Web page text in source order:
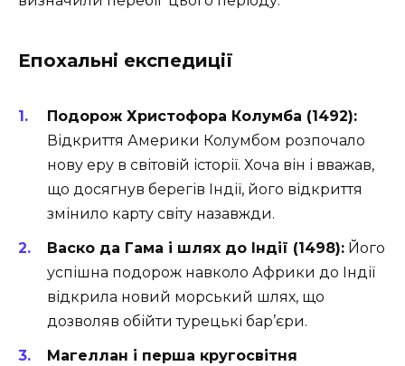
Епохальні експедиції
Подорож Христофора Колумба (1492):
Відкриття Америки Колумбом розпочало
нову еру в світовій історії. Хоча він і вважав,
що досягнув берегів Індії, його відкриття
змінило карту світу назавжди.
Васко да Гама і шлях до Індії (1498): Його
успішна подорож навколо Африки до Індії
відкрила новий морський шлях, що
дозволяв обійти турецькі бар’єри.
Магеллан і перша кругосвітня